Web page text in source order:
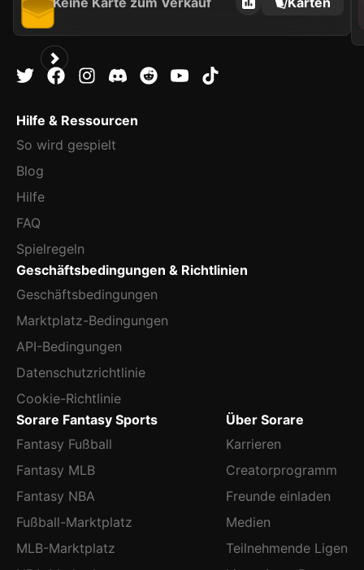
Hilfe & Ressourcen
So wird gespielt
Blog
Hilfe
FAQ
Spielregeln
Geschäftsbedingungen & Richtlinien
Geschäftsbedingungen
Marktplatz-Bedingungen
API-Bedingungen
Datenschutzrichtlinie
Cookie-Richtlinie
Sorare Fantasy Sports
Fantasy Fußball
Fantasy MLB
Fantasy NBA
Fußball-Marktplatz
MLB-Marktplatz
Über Sorare
Karrieren
Creatorprogramm
Freunde einladen
Medien
Teilnehmende Ligen